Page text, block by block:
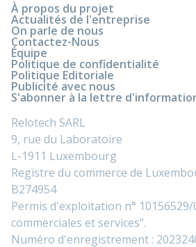
À propos du projet
Actualités de l'entreprise
On parle de nous
Contactez-Nous
Équipe
Politique de confidentialité
Politique Editoriale
Publicité avec nous
S'abonner à la lettre
Relotech SARL
9, rue du Laboratoire
L-1911 Luxembourg
Registre du commerce de
B274954
Permis d'exploitation n°
commerciales et services".
Numéro d'enregistrement :